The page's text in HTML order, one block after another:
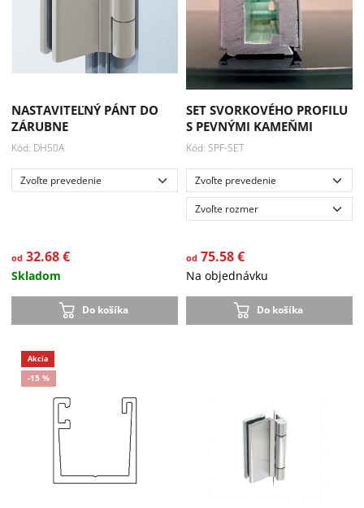
NASTAVITEĽNÝ PÁNT DO
ZÁRUBNE
Kód: DH50A
od32.68 €
Skladom
Do košíka
SET SVORKOVÉHO PROFILU
S PEVNÝMI KAMEŇMI
Kód: SPF-SET
od 75.58 €
Na objednávku
Do košíka